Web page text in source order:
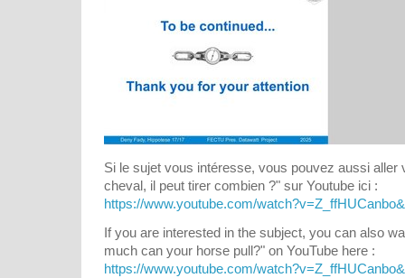
Si le sujet vous intéresse, vous pouvez aussi aller
cheval, il peut tirer combien ?" sur Youtube ici :
https://www.youtube.com/
If you are interested in the subject, you can also
much can your horse pull?" on YouTube here :
https://www.youtube.com/